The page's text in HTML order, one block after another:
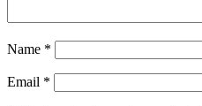
Name *
Email *